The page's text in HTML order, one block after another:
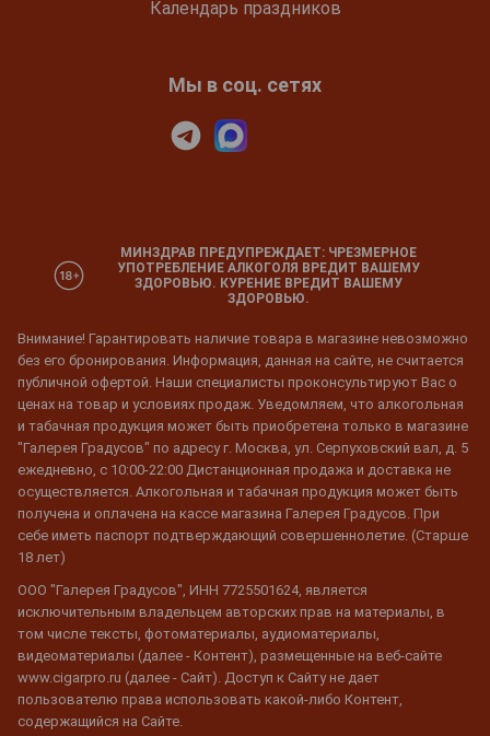
Календарь праздников
Мы в соц. сетях
МИНЗДРАВ ПРЕДУПРЕЖДАЕТ: ЧРЕЗМЕРНОЕ
УПОТРЕБЛЕНИЕ АЛКОГОЛЯ ВРЕДИТ ВАШЕМУ
ЗДОРОВЬЮ. КУРЕНИЕ ВРЕДИТ ВАШЕМУ
ЗДОРОВЬЮ.
Внимание! Гарантировать наличие товара в магазине невозможно
без его бронирования. Информация, данная на сайте, не считается
публичной офертой. Наши специалисты проконсультируют Вас о
ценах на товар и условиях продаж. Уведомляем, что алкогольная
и табачная продукция может быть приобретена только в магазине
"Галерея Градусов" по адресу г. Москва, ул. Серпуховский вал, д. 5
ежедневно, с 10:00-22:00 Дистанционная продажа и доставка не
осуществляется. Алкогольная и табачная продукция может быть
получена и оплачена на кассе магазина Галерея Градусов. При
себе иметь паспорт подтверждающий совершеннолетие. (Старше
18 лет)
ООО "Галерея Градусов", ИНН 7725501624, является
исключительным владельцем авторских прав на материалы, в
том числе тексты, фотоматериалы, аудиоматериалы,
видеоматериалы (далее - Контент), размещенные на веб-сайте
www.cigarpro.ru (далее - Сайт). Доступ к Сайту не дает
пользователю права использовать какой-либо Контент,
содержащийся на Сайте.